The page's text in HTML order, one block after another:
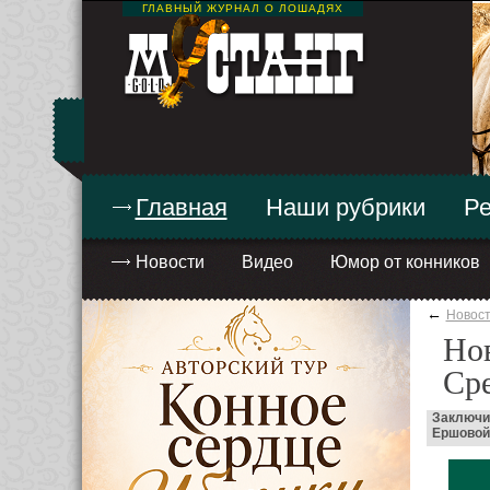
ГЛАВНЫЙ ЖУРНАЛ О ЛОШАДЯХ
Главная
Новости Видео Юмор от конников
Наши рубрики
←